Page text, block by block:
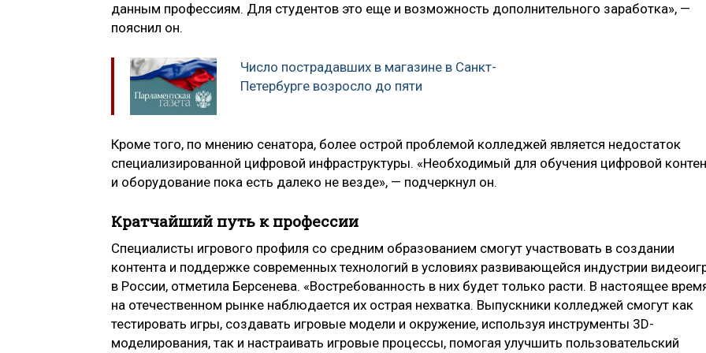
данным профессиям. Для студентов это еще и возможность дополнительного заработка», —
пояснил он.
Число пострадавших в магазине в Санкт-
Петербурге возросло до пяти
Кроме того, по мнению сенатора, более острой проблемой колледжей является недостаток
специализированной цифровой инфраструктуры. «Необходимый для обучения цифровой
и оборудование пока есть далеко не везде», — подчеркнул он.
Кратчайший путь к профессии
Специалисты игрового профиля со средним образованием смогут участвовать в создании
контента и поддержке современных технологий в условиях развивающейся индустрии
в России, отметила Берсенева. «Востребованность в них будет только расти. В настоящее
на отечественном рынке наблюдается их острая нехватка. Выпускники колледжей смогут как
тестировать игры, создавать игровые модели и окружение, используя инструменты 3D-
моделирования, так и настраивать игровые процессы, помогая улучшить пользовательский